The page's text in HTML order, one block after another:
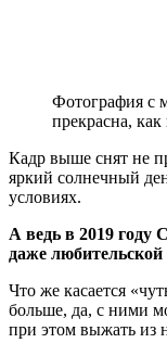
Фотография с
прекрасна,
Кадр выше снят не
яркий солнечный
условиях.
А ведь в 2019 году
даже любительской
Что же касается
больше, да, с ними
при этом выжать из